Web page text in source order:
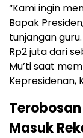
“Kami ingin
Bapak
tunjangan
Rp2 juta dari
Mu’ti saat
Kepresidenan,
Masuk